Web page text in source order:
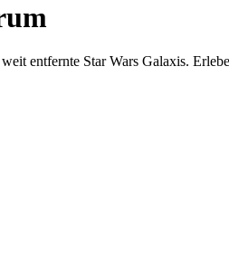
entfernte Star Wars Galaxis.